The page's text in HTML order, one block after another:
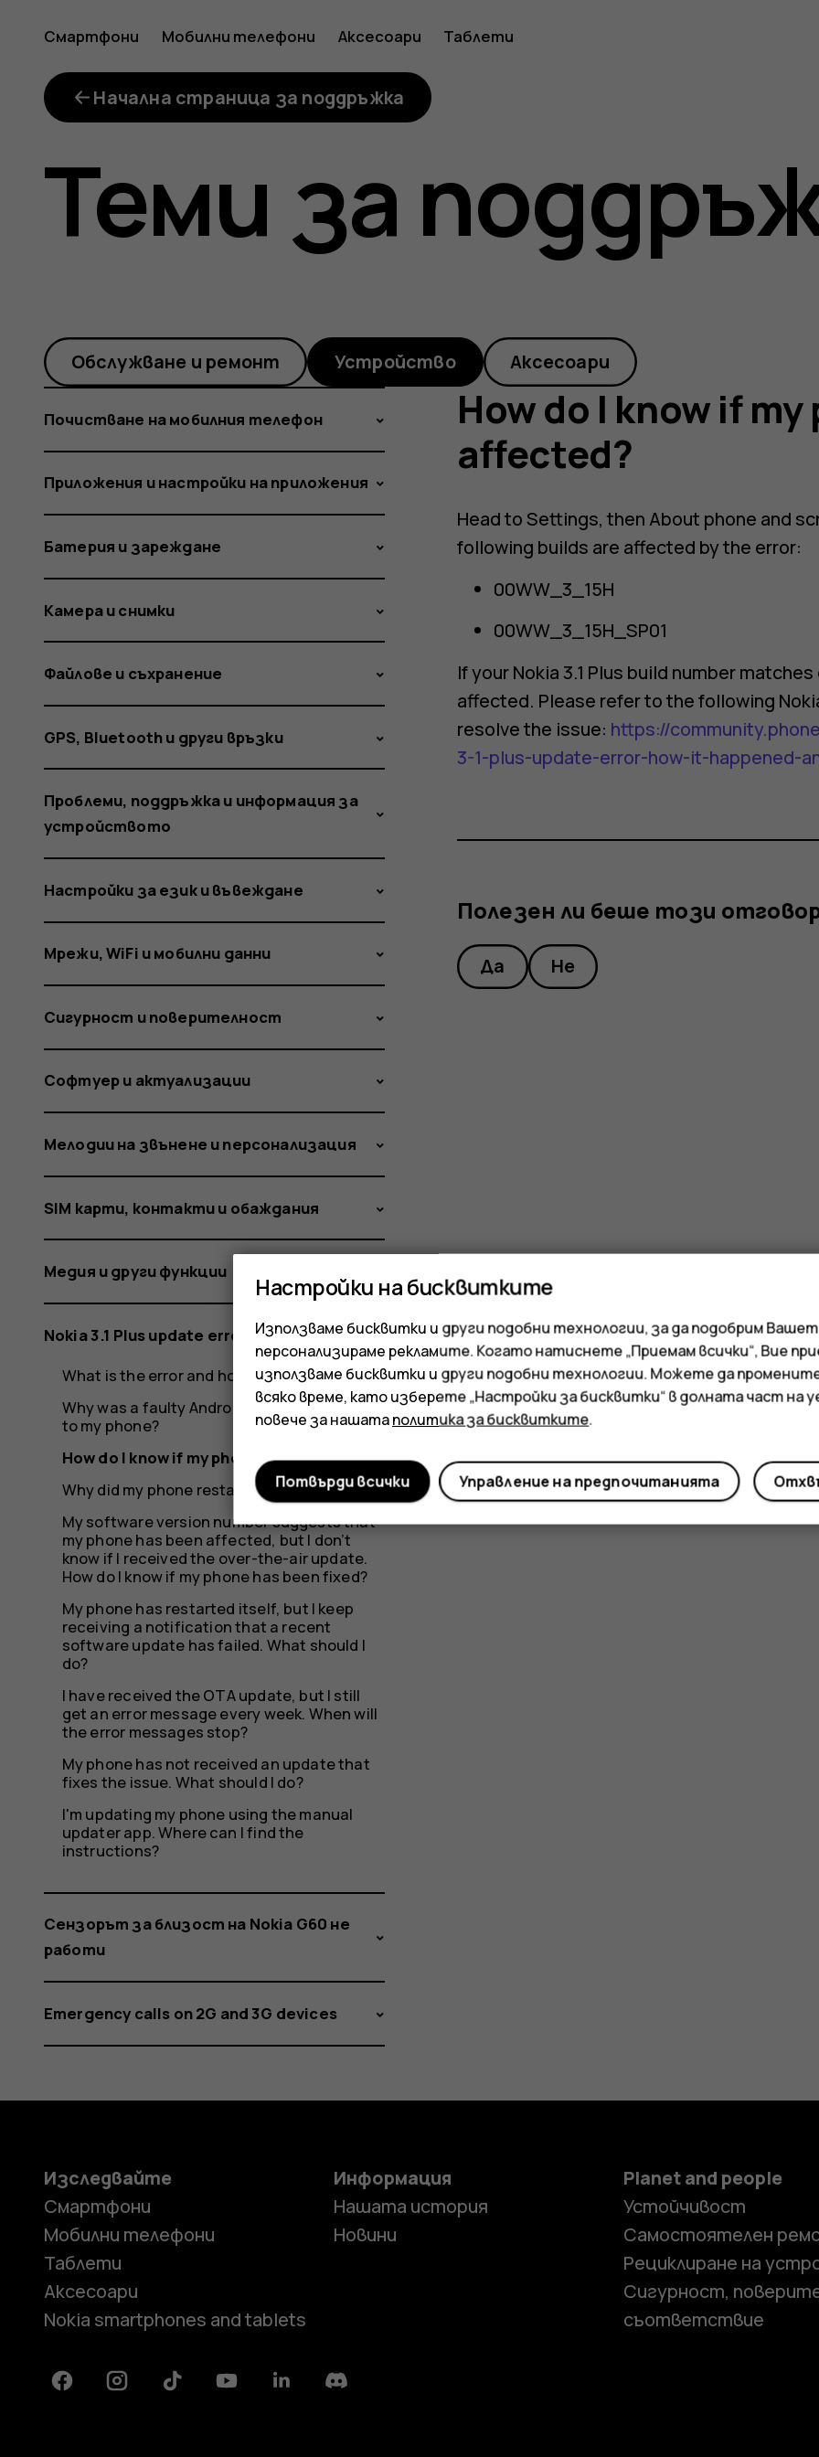
How
do
know
if
my
phone
was
affected?
Смартфони Мобилни телефони Аксесоари Таблети
Начална страница за поддръжка
Теми за
Обслужване и ремонт Устройство Аксесоари
Почистване на мобилния телефон
Приложения и настройки на приложения
Батерия и зареждане
Камера и снимки
Файлове и съхранение
GPS, Bluetooth и други връзки
Проблеми, поддръжка и информация за
устройството
Настройки за език и въвеждане
Мрежи, WiFi и мобилни данни
Сигурност и поверителност
Софтуер и актуализации
Мелодии на звънене и персонализация
SIM карти, контакти и обаждания
Медия и други функции
Nokia 3.1 Plus update error
What is the error and how did it occur?
Why was a faulty Android update rolled out
to my phone?
How do I know if my phone was affected?
Why did my phone restart itself?
My software version number suggests that
my phone has been affected, but I don’t
know if I received the over-the-air update.
How do I know if my phone has been fixed?
My phone has restarted itself, but I keep
receiving a notification that a recent
software update has failed. What should I
do?
I have received the OTA update, but I still
get an error message every week. When will
the error messages stop?
My phone has not received an update that
fixes the issue. What should I do?
I'm updating my phone using the manual
updater app. Where can I find the
instructions?
Сензорът за близост на Nokia G60 не
работи
Emergency calls on 2G and 3G devices
How do I know if
affected?
Head toSettings, then About phone and
following builds are affected by the error:
00WW_3_15H
00WW_3_15H_SP01
If your Nokia 3.1 Plus build number
affected. Please refer to the following
resolve the issue: https://
3-1-plus-update-error-how-it-happened-
Полезен ли беше този
Да Не
Изследвайте
Смартфони
Мобилни телефони
Таблети
Аксесоари
Nokia smartphones and tablets
Информация
Нашата история
Новини
Planet and people
Устойчивост
Самостоятелен
Рециклиране на
Сигурност,
съответствие
FacebookInstagramTiktok YoutubeLinkedinDiscord
Настройки на бисквитките
Използваме бисквитки и други подобни технологии, за да подобрим
персонализираме рекламите. Когато натиснете „Приемам всички“, Вие
използваме бисквитки и други подобни технологии. Можете да
всяко време, като изберете „Настройки за бисквитки“ в долната част на
повече за нашатаполитика за бисквитките.
Управление на предпочитанията
Потвърди всички